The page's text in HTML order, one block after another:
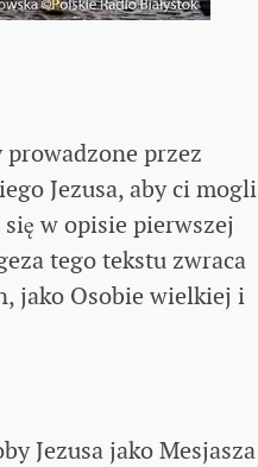
prowadzone przez
Jezusa, aby ci mogli
w opisie pierwszej
tego tekstu zwraca
jako Osobie wielkiej i
Jezusa jako Mesjasza